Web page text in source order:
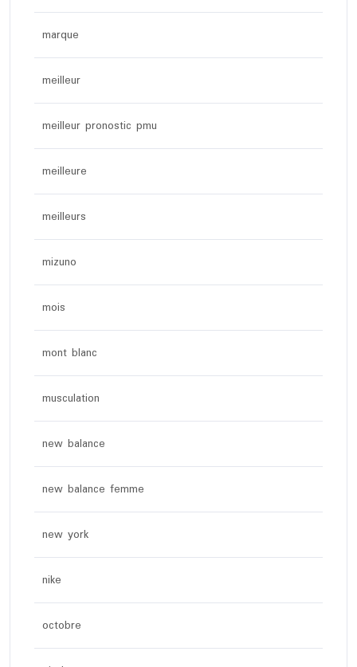
marque
meilleur
meilleur pronostic pmu
meilleure
meilleurs
mizuno
mois
mont blanc
musculation
new balance
new balance femme
new york
nike
octobre